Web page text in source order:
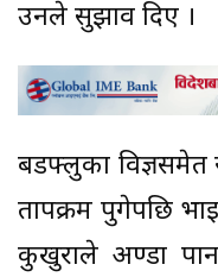
उनले सुझाव दिए ।
बर्डफ्लुका विज्ञसमेत
तापक्रम पुगेपछि
कुखुराले अण्डा